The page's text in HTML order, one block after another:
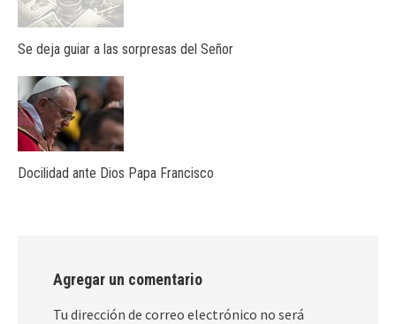
Se deja guiar a las sorpresas del Señor
Docilidad ante Dios Papa Francisco
Agregar un comentario
Tu dirección de correo electrónico no será